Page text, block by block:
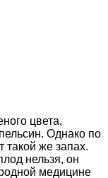
цвета,
Однако по
такой же запах.
нельзя, он
медицине